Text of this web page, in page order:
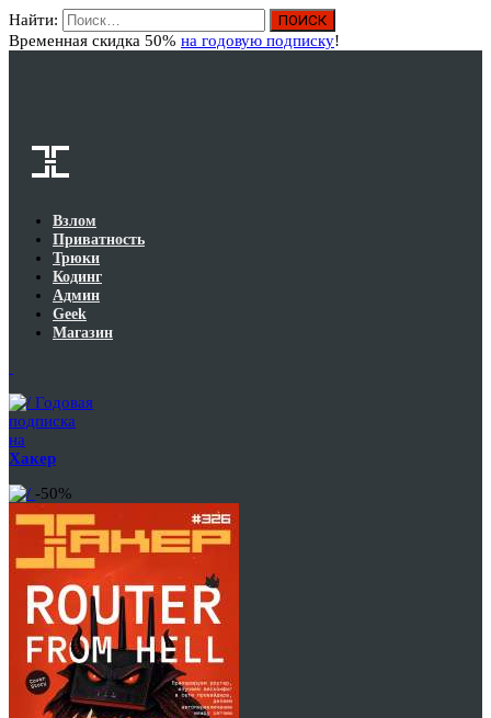
Найти:
Временная скидка 50% на годовую подписку!
Взлом
Приватность
Трюки
Кодинг
Админ
Geek
Магазин
Годовая
подписка
на
Хакер
-50%